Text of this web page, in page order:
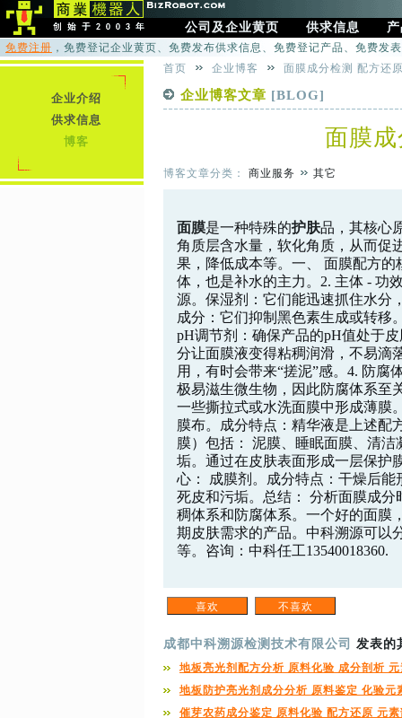
公司及企业黄页 供求信息
免费注册 ，免费登记企业黄页、免费发布供求信息、免费登记产品、免费发
首页
企业博客 面膜成分检测 配方还
企业博客文章 [BLOG]
面膜
博客文章分类： 商业服务 其它
面膜是一种特殊的护肤品，其核心
角质层含水量，软化角质，从而促
果，降低成本等。一、 面膜配方
体，也是补水的主力。2. 主体 - 功
源。保湿剂：它们能迅速抓住水分
成分：它们抑制黑色素生成或转移
pH调节剂：确保产品的pH值处于
分让面膜液变得粘稠润滑，不易滴
用，有时会带来“搓泥”感。4. 防
极易滋生微生物，因此防腐体系至
一些撕拉式或水洗面膜中形成薄膜
膜布。成分特点：精华液是上述配
膜）包括： 泥膜、睡眠面膜、清
垢。通过在皮肤表面形成一层保护
心： 成膜剂。成分特点：干燥后
死皮和污垢。总结： 分析面膜成
稠体系和防腐体系。一个好的面膜
期皮肤需求的产品。中科溯源可以
等。咨询：中科任工13540018360.
成都中科溯源检测技术有限公司 发表的
地板亮光剂配方分析 原料化验 成分剖析
地板防护亮光剂成分分析 原料鉴定 化验元
催芽农药成分鉴定 原料化验 配方还原 元
企业介绍
供求信息
博客